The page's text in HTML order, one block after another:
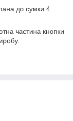
до сумки 4
частина кнопки